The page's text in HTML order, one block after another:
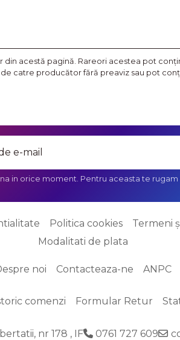
acestă pagină. Rareori acestea pot
catre producător fără preaviz sau pot
in orice moment. Pentru aceasta te
Politica cookies Termeni
Modalitati de plata
noi Contacteaza-ne ANPC
comenzi Formular Retur
nr 178 , IF 0761 727 609